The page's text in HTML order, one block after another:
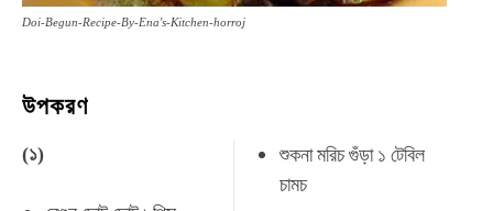
Doi-Begun-Recipe-By-Ena's-Kitchen-horroj
উপকরণ
(১) শুকনামরিচগুঁড়া ১ টেবিল
চামচ